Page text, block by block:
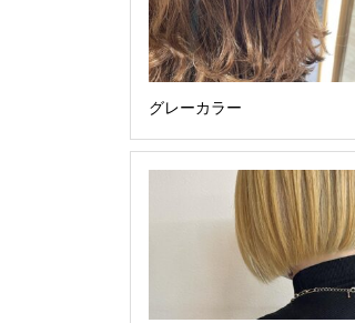
グレーカラー